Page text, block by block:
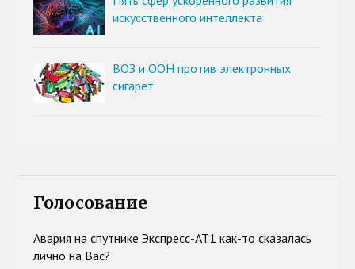
искусственного интеллекта
ВОЗ и ООН против электронных
сигарет
Голосование
Авария на спутнике Экспресс-АТ1 как-то сказалась
лично на Вас?